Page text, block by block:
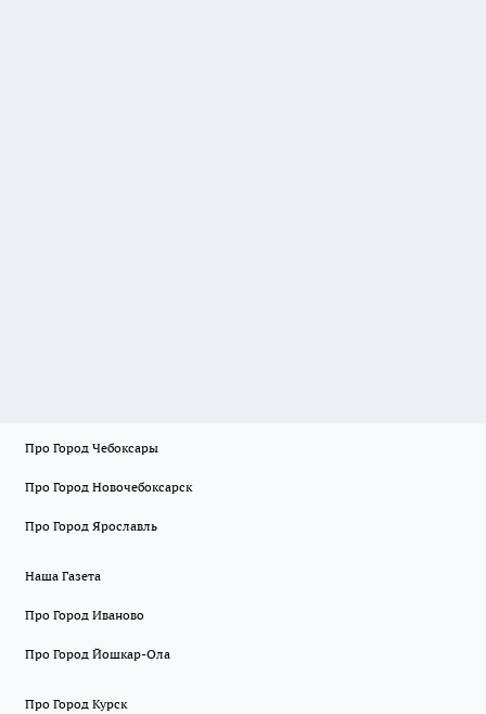
Про Город Чебоксары
Про Город Новочебоксарск
Про Город Ярославль
Наша Газета
Про Город Иваново
Про Город Йошкар-Ола
Про Город Курск